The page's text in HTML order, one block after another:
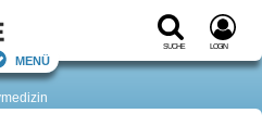
Suche Login
Menü